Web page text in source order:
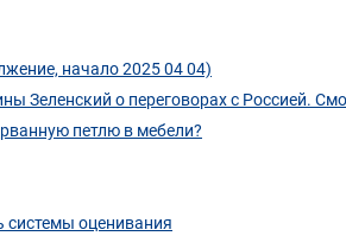
начало 2025 04 04)
Зеленский о переговорах с Россией.
петлю в мебели?
системы оценивания